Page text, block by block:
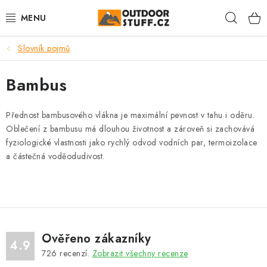
na
🏕️VÝPRODEJ
CAMPING A TURISTIKA
VAŘIČE A NÁDOBÍ
BUSHCRAFT
ČELOVKY A SVÍTILNY
JÍDLO NA CESTY
Slovník pojmů
Bambus
Přednost bambusového vlákna je maximální pevnost v tahu i oděru.
Oblečení z bambusu má dlouhou životnost a zároveň si zachovává
fyziologické vlastnosti jako rychlý odvod vodních par, termoizolace
a částečná voděodudivost.
4.9 Ověřeno zákazníky
726 recenzí. Zobrazit všechny recenze